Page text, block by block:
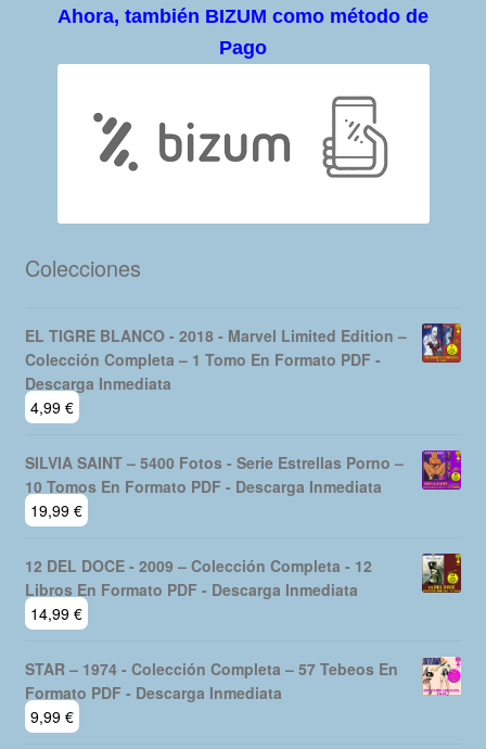
Ahora, también BIZUM como método de
Pago
Colecciones
EL TIGRE BLANCO - 2018 - Marvel Limited Edition –
Colección Completa – 1 Tomo En Formato PDF -
Descarga Inmediata
4,99 €
SILVIA SAINT – 5400 Fotos - Serie Estrellas Porno –
10 Tomos En Formato PDF - Descarga Inmediata
19,99 €
12 DEL DOCE - 2009 – Colección Completa - 12
Libros En Formato PDF - Descarga Inmediata
14,99 €
STAR – 1974 - Colección Completa – 57 Tebeos En
Formato PDF - Descarga Inmediata
9,99 €